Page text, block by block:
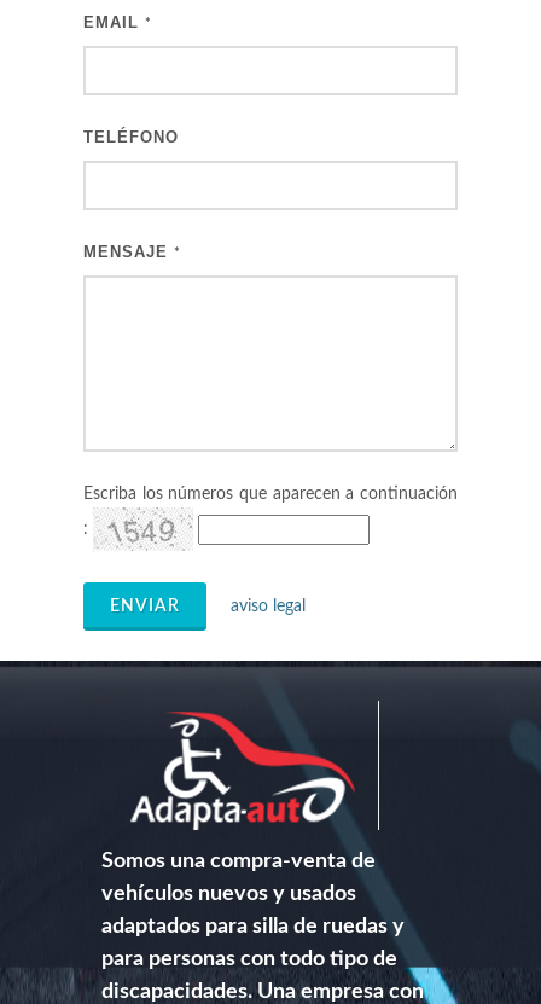
EMAIL *
TELÉFONO
MENSAJE *
Escriba los números que aparecen a continuación
:
ENVIAR aviso legal
Somos una compra-venta de
vehículos nuevos y usados
adaptados para silla de ruedas y
para personas con todo tipo de
discapacidades. Una empresa con